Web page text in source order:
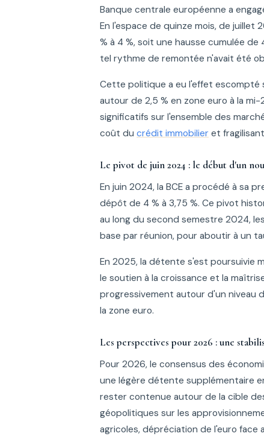
Banque centrale européenne a
En l'espace de quinze mois, de
% à 4 %, soit une hausse cumulée
tel rythme de remontée n'avait été
Cette politique a eu l'effet escompté
autour de 2,5 % en zone euro à la
significatifs sur l'ensemble des
coût du crédit immobilier et
Le pivot de juin 2024 : le début d'un
En juin 2024, la BCE a procédé à sa
dépôt de 4 % à 3,75 %. Ce pivot
au long du second semestre 2024,
base par réunion, pour aboutir à un
En 2025, la détente s'est poursuivie
le soutien à la croissance et la
progressivement autour d'un niveau
la zone euro.
Les perspectives pour 2026 : une
Pour 2026, le consensus des
une légère détente supplémentaire
rester contenue autour de la cible
géopolitiques sur les
agricoles, dépréciation de l'euro face